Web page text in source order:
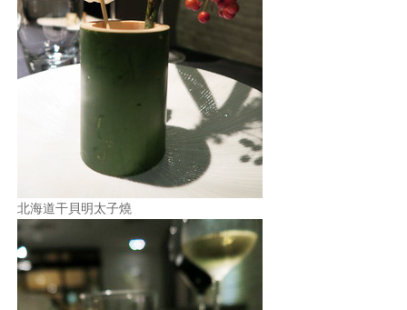
北海道干貝明太子燒